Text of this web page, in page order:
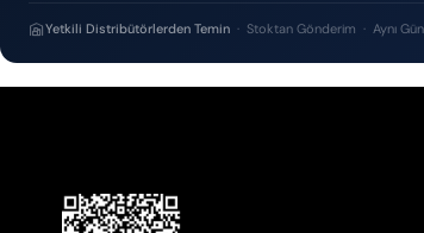
Yetkili Distribütörlerden Temin · Stoktan Gönderim · Aynı